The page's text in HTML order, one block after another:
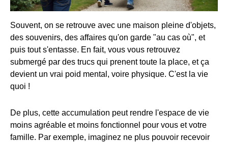
Souvent, on se retrouve avec une maison pleine d'objets,
des souvenirs, des affaires qu'on garde "au cas où", et
puis tout s'entasse. En fait, vous vous retrouvez
submergé par des trucs qui prenent toute la place, et ça
devient un vrai poid mental, voire physique. C'est la vie
quoi !
De plus, cette accumulation peut rendre l'espace de vie
moins agréable et moins fonctionnel pour vous et votre
famille. Par exemple, imaginez ne plus pouvoir recevoir